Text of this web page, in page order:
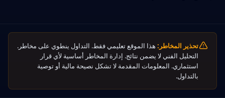
تحذير المخاطر: هذا الموقع تعليمي فقط. التداول ينطوي على مخاطر.
التحليل الفني لا يضمن نتائج. إدارة المخاطر أساسية لأي قرار
استثماري. المعلومات المقدمة لا تشكل نصيحة مالية أو توصية
بالتداول.